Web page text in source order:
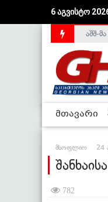
6 აგვისტოაშშ-
მთავარი
მსოფლიო 24
782